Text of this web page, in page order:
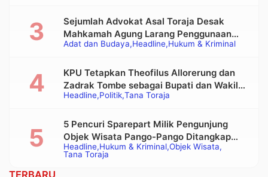
Adat dan Budaya Headline Hukum & Kriminal
Sejumlah Advokat Asal Toraja Desak
Mahkamah Agung Larang Penggunaan
Alat Berat pada Eksekusi Rumah Adat
Headline Politik Tana Toraja
KPU Tetapkan Theofilus Allorerung dan
Zadrak Tombe sebagai Bupati dan Wakil
Bupati Tana Toraja Terpilih
Headline Hukum & Kriminal Objek Wisata
Tana Toraja
5 Pencuri Sparepart Milik Pengunjung
Objek Wisata Pango-Pango Ditangkap
Polisi
TERBARU